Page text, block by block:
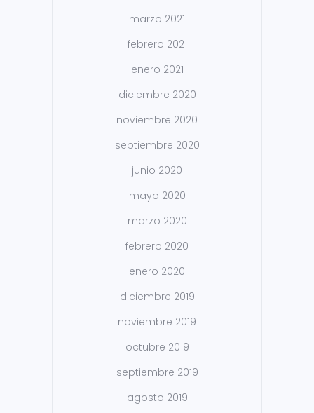
marzo 2021
febrero 2021
enero 2021
diciembre 2020
noviembre 2020
septiembre 2020
junio 2020
mayo 2020
marzo 2020
febrero 2020
enero 2020
diciembre 2019
noviembre 2019
octubre 2019
septiembre 2019
agosto 2019